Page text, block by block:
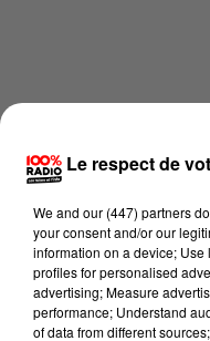
Le respect de
We and our (447) partners
your consent and/or our
information on a device;
profiles for personalised
advertising; Measure
performance; Understand
of data from different